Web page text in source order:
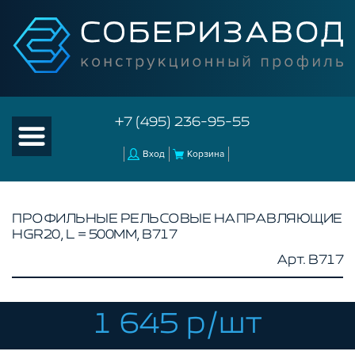
+7 (495) 236-95-55
Вход Корзина
КАТАЛОГ ТОВАРОВ
КОНСТРУКЦИОННЫЙ ПРОФИЛЬ
КОМПЛЕКТУЮЩИЕ К ЧПУ
КОНСТРУКЦИОННЫЙ ПРОФИЛЬ ДЛЯ
ПРОФИЛЬНЫЕ НАПРАВЛЯЮЩИЕ
ПРОФИЛЬНЫЕ РЕЛЬСОВЫЕ НАПРАВЛЯЮЩИЕ
HGR20, L = 500ММ, B717
Арт. B717
1 645 р/шт